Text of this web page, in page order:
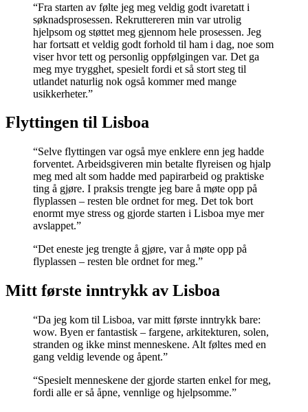
“Fra starten av følte jeg meg veldig godt ivaretatt i
søknadsprosessen. Rekruttereren min var utrolig
hjelpsom og støttet meg gjennom hele prosessen. Jeg
har fortsatt et veldig godt forhold til ham i dag, noe som
viser hvor tett og personlig oppfølgingen var. Det ga
meg mye trygghet, spesielt fordi et så stort steg til
utlandet naturlig nok også kommer med mange
usikkerheter.”
Flyttingen til Lisboa
“Selve flyttingen var også mye enklere enn jeg hadde
forventet. Arbeidsgiveren min betalte flyreisen og hjalp
meg med alt som hadde med papirarbeid og praktiske
ting å gjøre. I praksis trengte jeg bare å møte opp på
flyplassen – resten ble ordnet for meg. Det tok bort
enormt mye stress og gjorde starten i Lisboa mye mer
avslappet.”
“Det eneste jeg trengte å gjøre, var å møte opp på
flyplassen – resten ble ordnet for meg.”
Mitt første inntrykk av Lisboa
“Da jeg kom til Lisboa, var mitt første inntrykk bare:
wow. Byen er fantastisk – fargene, arkitekturen, solen,
stranden og ikke minst menneskene. Alt føltes med en
gang veldig levende og åpent.”
“Spesielt menneskene der gjorde starten enkel for meg,
fordi alle er så åpne, vennlige og hjelpsomme.”